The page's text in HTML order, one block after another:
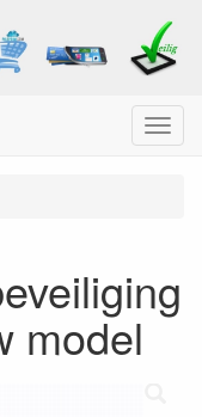
Menu
model